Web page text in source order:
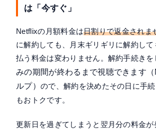
は「今すぐ」
Netflixの月額料金は日割りで返金されま
に解約しても、月末ギリギリに解約し
払う料金は変わりません。解約手続きを
みの期間が終わるまで視聴できます
ルプ） ので、解約を決めたその日に手
もおトクです。
更新日を過ぎてしまうと翌月分の料金